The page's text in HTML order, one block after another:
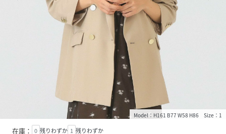
Model：H161 B77 W58 H86 Size：1
在庫： 0 残りわずか 1 残りわずか